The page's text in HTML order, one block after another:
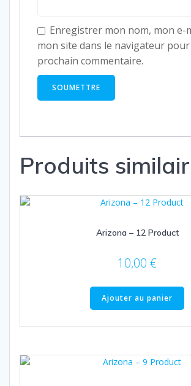
Enregistrer mon nom, mon e-
mon site dans le navigateur
prochain commentaire.
Produits
Arizona – 12 Product
10,00 €
Ajouter au panier